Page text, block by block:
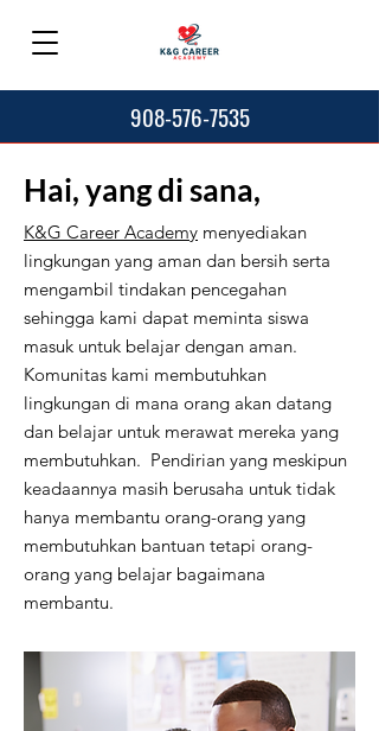
908-576-7535
Hai, yang di sana,
K&G Career Academy menyediakan
lingkungan yang aman dan bersih serta
mengambil tindakan pencegahan
sehingga kami dapat meminta siswa
masuk untuk belajar dengan aman.
Komunitas kami membutuhkan
lingkungan di mana orang akan datang
dan belajar untuk merawat mereka yang
membutuhkan. Pendirian yang meskipun
keadaannya masih berusaha untuk tidak
hanya membantu orang-orang yang
membutuhkan bantuan tetapi orang-
orang yang belajar bagaimana
membantu.